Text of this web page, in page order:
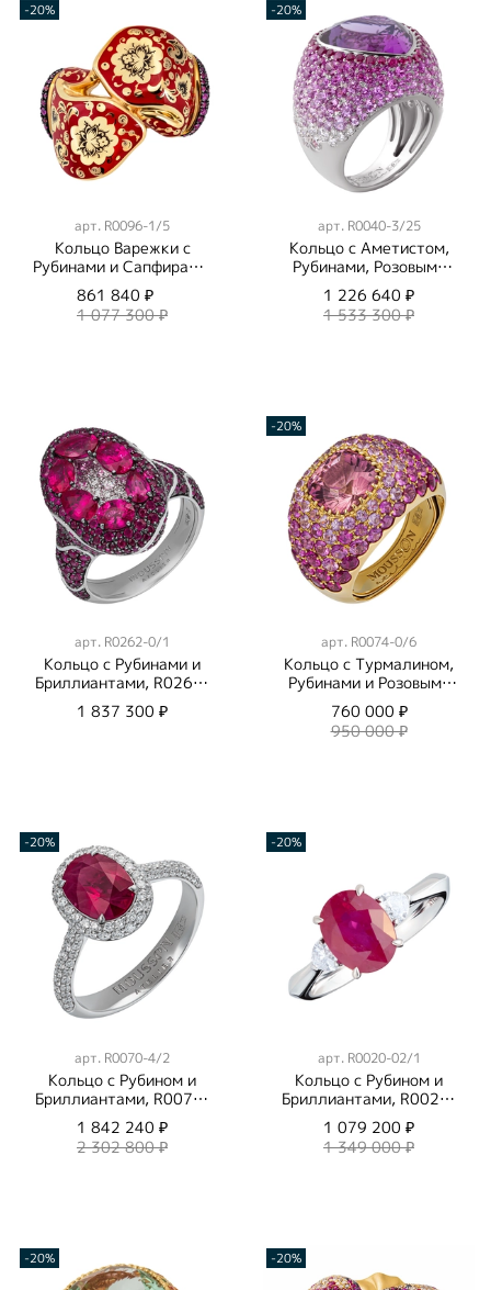
-20%
арт. R0096-1/5
Кольцо Варежки с
Рубинами и Сапфирами,
Эмаль, R0096-1/5
861 840 ₽
1 077 300 ₽
-20%
арт. R0040-3/25
Кольцо с Аметистом,
Рубинами, Розовыми
Сапфирами и
Бриллиантами, R0040-
3/25
1 226 640 ₽
1 533 300 ₽
арт. R0262-0/1
Кольцо с Рубинами и
Бриллиантами, R0262-
0/1
1 837 300 ₽
-20%
арт. R0074-0/6
Кольцо с Турмалином,
Рубинами и Розовыми
Сапфирами, R0074-0/6
760 000 ₽
950 000 ₽
-20%
арт. R0070-4/2
Кольцо с Рубином и
Бриллиантами, R0070-
4/2
1 842 240 ₽
2 302 800 ₽
-20%
арт. R0020-02/1
Кольцо с Рубином и
Бриллиантами, R0020-
02/1
1 079 200 ₽
1 349 000 ₽
-20% -20%